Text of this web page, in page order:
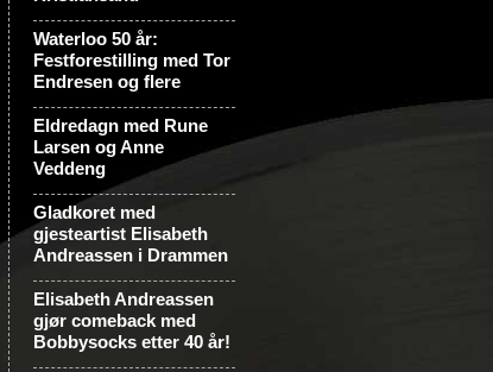
Waterloo 50 år:
Festforestilling med Tor
Endresen og flere
Eldredagn med Rune
Larsen og Anne
Veddeng
Gladkoret med
gjesteartist Elisabeth
Andreassen i Drammen
Elisabeth Andreassen
gjør comeback med
Bobbysocks etter 40 år!